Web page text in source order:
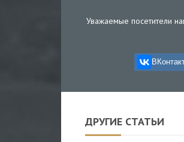
Уважаемые посетители
ДРУГИЕ СТАТЬИ